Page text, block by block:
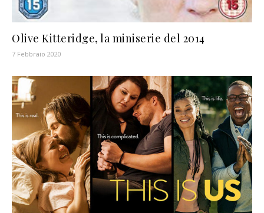
Olive Kitteridge, la miniserie del 2014
7 Febbraio 2020